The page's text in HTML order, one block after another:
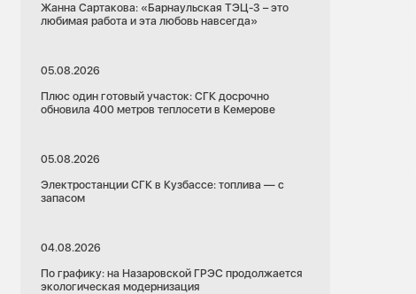
Жанна Сартакова: «Барнаульская ТЭЦ-3 – это
любимая работа и эта любовь навсегда»
05.08.2026
Плюс один готовый участок: СГК досрочно
обновила 400 метров теплосети в Кемерове
05.08.2026
Электростанции СГК в Кузбассе: топлива — с
запасом
04.08.2026
По графику: на Назаровской ГРЭС продолжается
экологическая модернизация